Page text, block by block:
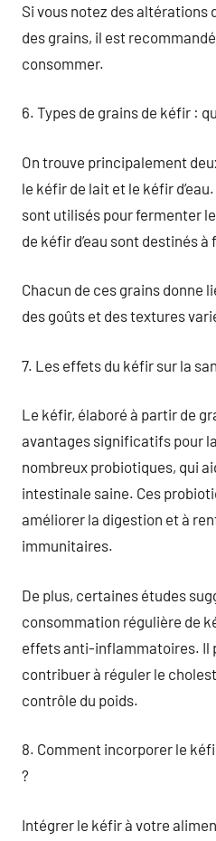
Si vous notez des altérations
des grains, il est
consommer.
6. Types de grains de kéfir :
On trouve principalement
le kéfir de lait et le kéfir
sont utilisés pour fermenter
de kéfir d’eau sont destinés à
Chacun de ces grains donne
des goûts et des textures
7. Les effets du kéfir sur la
Le kéfir, élaboré à partir de
avantages significatifs pour
nombreux probiotiques, qui
intestinale saine. Ces
améliorer la digestion et à
immunitaires.
De plus, certaines études
consommation régulière de
effets anti-inflammatoires. Il
contribuer à réguler le
contrôle du poids.
8. Comment incorporer le
?
Intégrer le kéfir à votre